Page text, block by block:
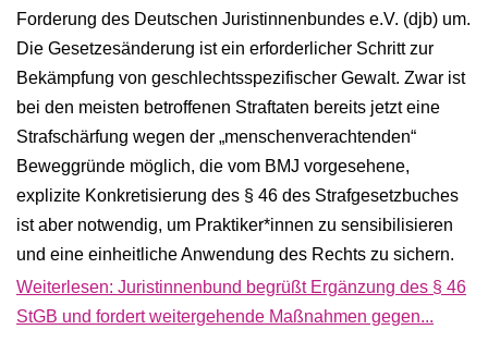
Forderung des Deutschen Juristinnenbundes e.V. (djb) um.
Die Gesetzesänderung ist ein erforderlicher Schritt zur
Bekämpfung von geschlechtsspezifischer Gewalt. Zwar ist
bei den meisten betroffenen Straftaten bereits jetzt eine
Strafschärfung wegen der „menschenverachtenden“
Beweggründe möglich, die vom BMJ vorgesehene,
explizite Konkretisierung des § 46 des Strafgesetzbuches
ist aber notwendig, um Praktiker*innen zu sensibilisieren
und eine einheitliche Anwendung des Rechts zu sichern.
Weiterlesen: Juristinnenbund begrüßt Ergänzung des § 46
StGB und fordert weitergehende Maßnahmen gegen...